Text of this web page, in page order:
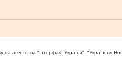
агентства "Iнтерфакс-Україна", "Українськi